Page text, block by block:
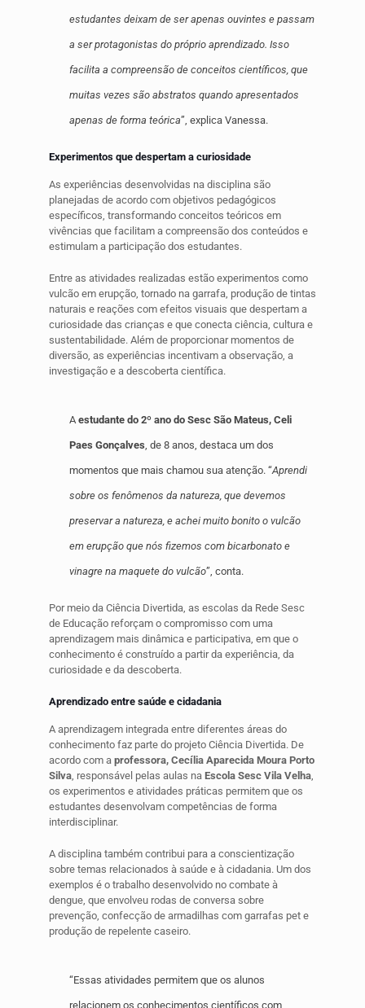
estudantes deixam de ser apenas ouvintes e passam
a ser protagonistas do próprio aprendizado. Isso
facilita a compreensão de conceitos científicos, que
muitas vezes são abstratos quando apresentados
apenas de forma teórica”, explica Vanessa.
Experimentos que despertam a curiosidade
As experiências desenvolvidas na disciplina são
planejadas de acordo com objetivos pedagógicos
específicos, transformando conceitos teóricos em
vivências que facilitam a compreensão dos conteúdos e
estimulam a participação dos estudantes.
Entre as atividades realizadas estão experimentos como
vulcão em erupção, tornado na garrafa, produção de tintas
naturais e reações com efeitos visuais que despertam a
curiosidade das crianças e que conecta ciência, cultura e
sustentabilidade. Além de proporcionar momentos de
diversão, as experiências incentivam a observação, a
investigação e a descoberta científica.
A estudante do 2º ano do Sesc São Mateus, Celi
Paes Gonçalves , de 8 anos, destaca um dos
momentos que mais chamou sua atenção. “Aprendi
sobre os fenômenos da natureza, que devemos
preservar a natureza, e achei muito bonito o vulcão
em erupção que nós fizemos com bicarbonato e
vinagre na maquete do vulcão”, conta.
Por meio da Ciência Divertida, as escolas da Rede Sesc
de Educação reforçam o compromisso com uma
aprendizagem mais dinâmica e participativa, em que o
conhecimento é construído a partir da experiência, da
curiosidade e da descoberta.
Aprendizado entre saúde e cidadania
A aprendizagem integrada entre diferentes áreas do
conhecimento faz parte do projeto Ciência Divertida. De
acordo com a professora, Cecília Aparecida Moura Porto
Silva , responsável pelas aulas na Escola Sesc Vila Velha
os experimentos e atividades práticas permitem que os
estudantes desenvolvam competências de forma
interdisciplinar.
A disciplina também contribui para a conscientização
sobre temas relacionados à saúde e à cidadania. Um dos
exemplos é o trabalho desenvolvido no combate à
dengue, que envolveu rodas de conversa sobre
prevenção, confecção de armadilhas com garrafas pet e
produção de repelente caseiro.
“Essas atividades permitem que os alunos
relacionem os conhecimentos científicos com